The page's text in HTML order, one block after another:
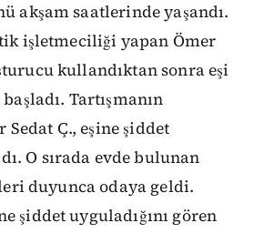
akşam saatlerinde yaşandı.
işletmeciliği yapan Ömer
kullandıktan sonra eşi
Tartışmanın
Ç., eşine şiddet
O sırada evde bulunan
duyunca odaya geldi.
şiddet uyguladığını gören